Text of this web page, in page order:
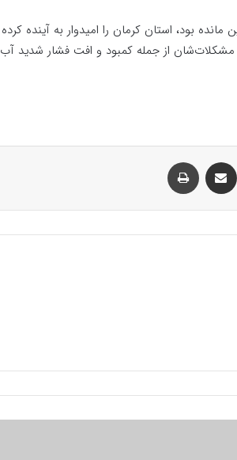
حیاتی که یکی از آنها ۱۲ سال روی زمین مانده بود، استان کرمان را امیدوار به آینده کرده
از جمله کمبود و افت فشار شدید آب
ایکس اشتراک گذاری با ایمیل